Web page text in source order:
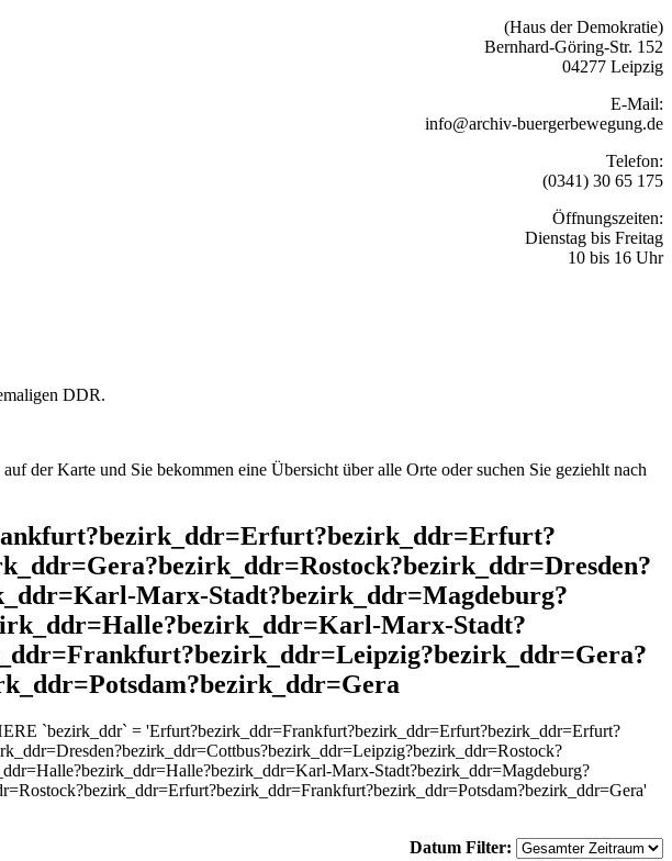
(Haus der Demokratie)
Bernhard-Göring-Str. 152
04277 Leipzig
E-Mail:
info@archiv-buergerbewegung.de
Telefon:
(0341) 30 65 175
Öffnungszeiten:
Dienstag bis Freitag
10 bis 16 Uhr
DDR.
der Karte und Sie bekommen eine Übersicht über alle Orte oder suchen Sie geziehlt nach
Marx-Stadt?bezirk_ddr=Magdeburg?
Marx-Stadt?
`bezirk_ddr` = 'Erfurt?bezirk_ddr=Frankfurt?bezirk_ddr=Erfurt?bezirk_ddr=Erfurt?
Marx-Stadt?bezirk_ddr=Magdeburg?
Datum Filter: